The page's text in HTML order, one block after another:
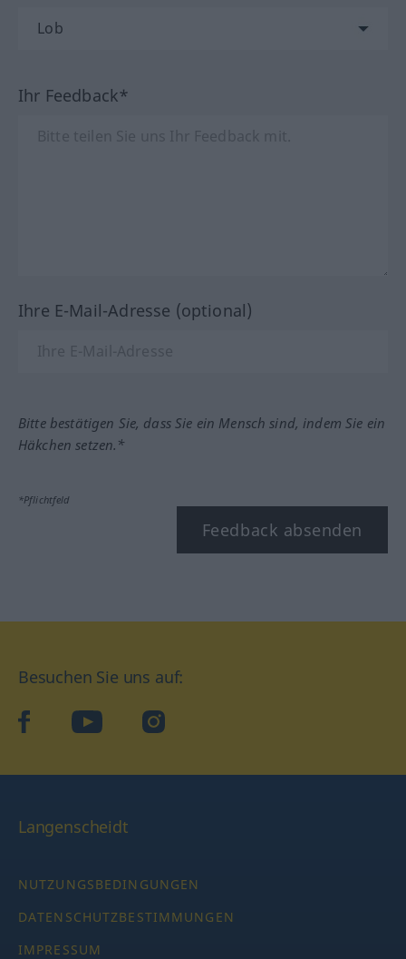
Ihr Feedback*
Ihre E-Mail-Adresse (optional)
Bitte bestätigen Sie, dass Sie ein Mensch sind, indem Sie ein
Häkchen setzen.*
*Pflichtfeld
Feedback absenden
Besuchen Sie uns auf:
facebook YouTube Instagram
Langenscheidt
NUTZUNGSBEDINGUNGEN
DATENSCHUTZBESTIMMUNGEN
IMPRESSUM